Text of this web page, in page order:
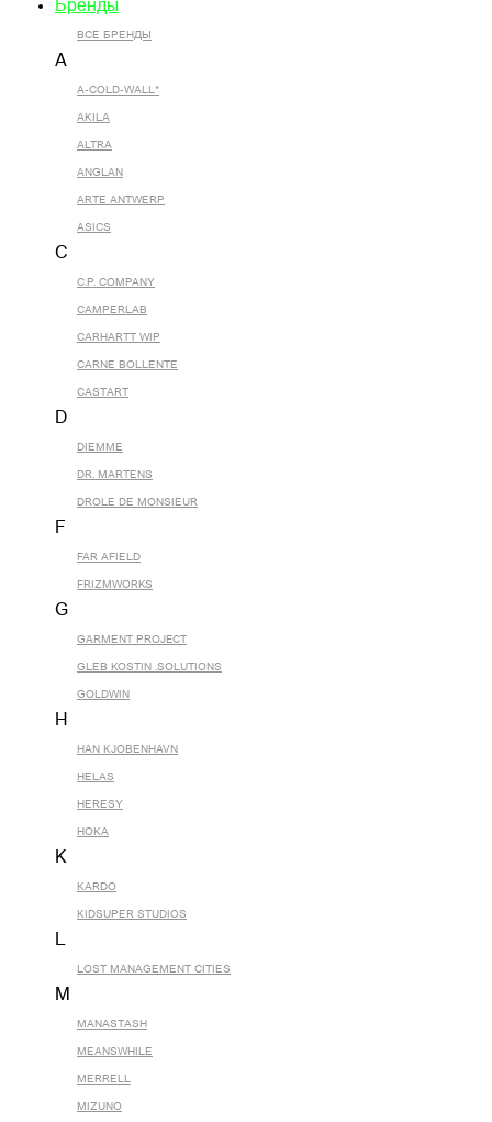
Бренды
ВСЕ БРЕНДЫ
A
A-COLD-WALL*
AKILA
ALTRA
ANGLAN
ARTE ANTWERP
ASICS
C
C.P. COMPANY
CAMPERLAB
CARHARTT WIP
CARNE BOLLENTE
CASTART
D
DIEMME
DR. MARTENS
DROLE DE MONSIEUR
F
FAR AFIELD
FRIZMWORKS
G
GARMENT PROJECT
GLEB KOSTIN .SOLUTIONS
GOLDWIN
H
HAN KJOBENHAVN
HELAS
HERESY
HOKA
K
KARDO
KIDSUPER STUDIOS
L
LOST MANAGEMENT CITIES
M
MANASTASH
MEANSWHILE
MERRELL
MIZUNO